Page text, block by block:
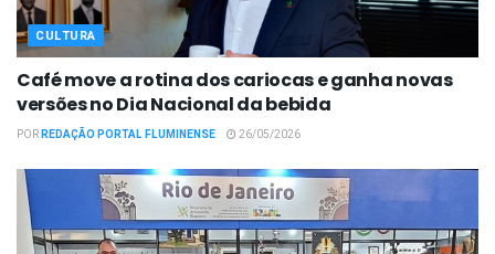
CULTURA
Café move a rotina dos cariocas e ganha novas
versões no Dia Nacional da bebida
PORREDAÇÃO PORTAL FLUMINENSE 26/05/2026